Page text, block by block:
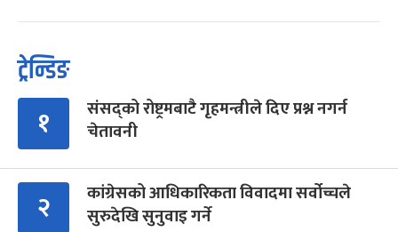
ट्रेन्डिङ
१
संसद्को रोष्ट्रमबाटै गृहमन्त्रीले दिए प्रश्न नगर्न
चेतावनी
२
कांग्रेसको आधिकारिकता विवादमा सर्वोच्चले
सुरुदेखि सुनुवाइ गर्ने